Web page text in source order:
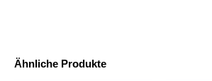
Ähnliche Produkte